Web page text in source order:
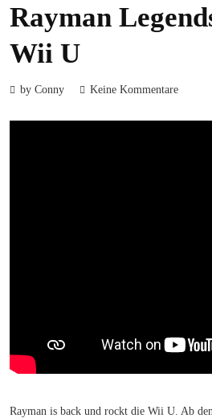
Rayman
Wii U
by Conny Keine Kommentare
Rayman is back und rockt die Wii U. Ab